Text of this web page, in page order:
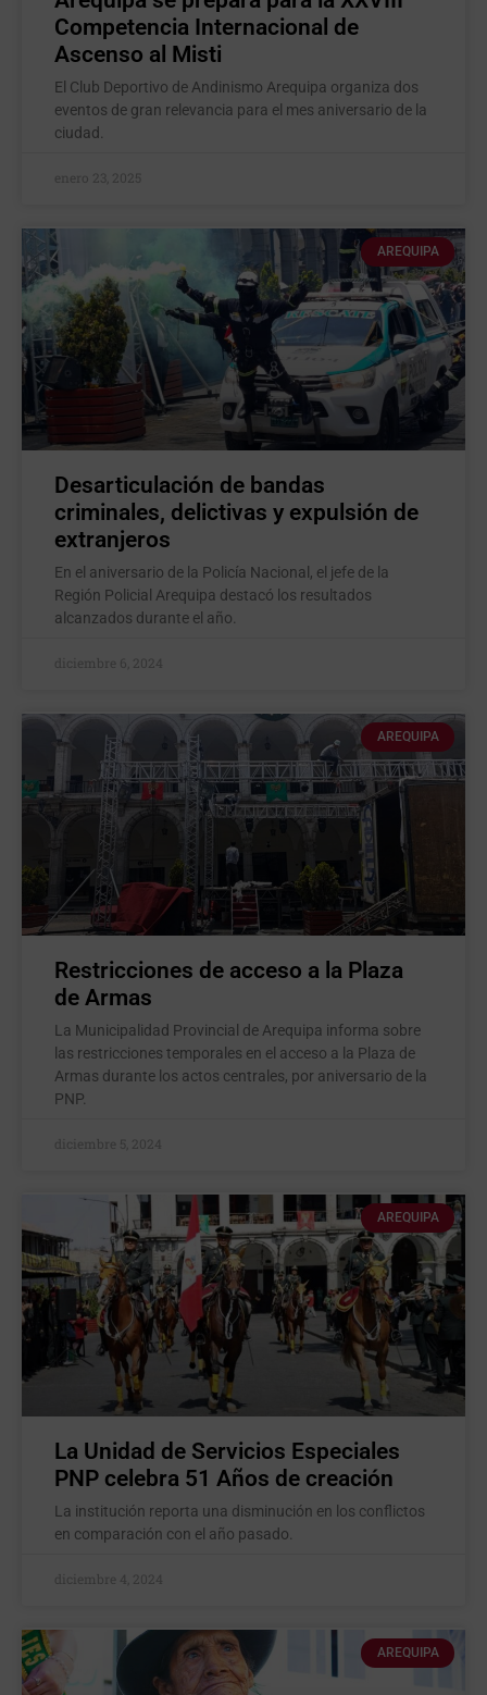
Competencia Internacional de
Ascenso al Misti
El Club Deportivo de Andinismo Arequipa organiza dos
eventos de gran relevancia para el mes aniversario de la
ciudad.
enero 23, 2025
AREQUIPA
Desarticulación de bandas
criminales, delictivas y expulsión de
extranjeros
En el aniversario de la Policía Nacional, el jefe de la
Región Policial Arequipa destacó los resultados
alcanzados durante el año.
diciembre 6, 2024
AREQUIPA
Restricciones de acceso a la Plaza
de Armas
La Municipalidad Provincial de Arequipa informa sobre
las restricciones temporales en el acceso a la Plaza de
Armas durante los actos centrales, por aniversario de la
PNP.
diciembre 5, 2024
AREQUIPA
La Unidad de Servicios Especiales
PNP celebra 51 Años de creación
La institución reporta una disminución en los conflictos
en comparación con el año pasado.
diciembre 4, 2024
AREQUIPA